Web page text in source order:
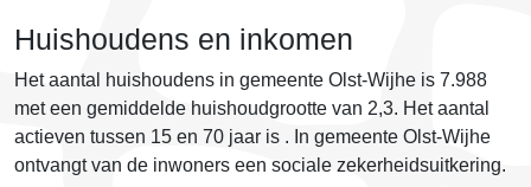
Huishoudens en inkomen
Het aantal huishoudens in gemeente Olst-Wijhe is 7.988
met een gemiddelde huishoudgrootte van 2,3. Het aantal
actieven tussen 15 en 70 jaar is . In gemeente Olst-Wijhe
ontvangtvan de inwoners een sociale zekerheidsuitkering.